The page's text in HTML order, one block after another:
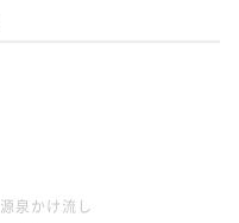
源泉かけ流し